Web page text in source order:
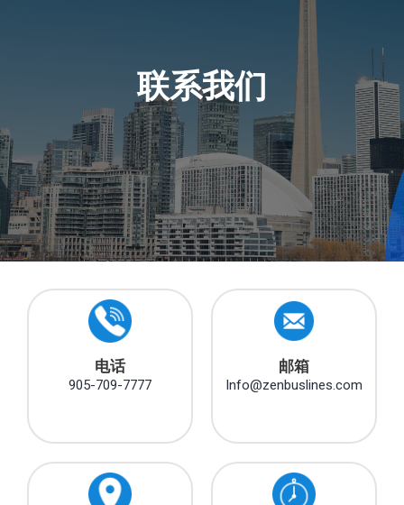
联系我们
电话
905-709-7777
邮箱
Info@zenbuslines.com